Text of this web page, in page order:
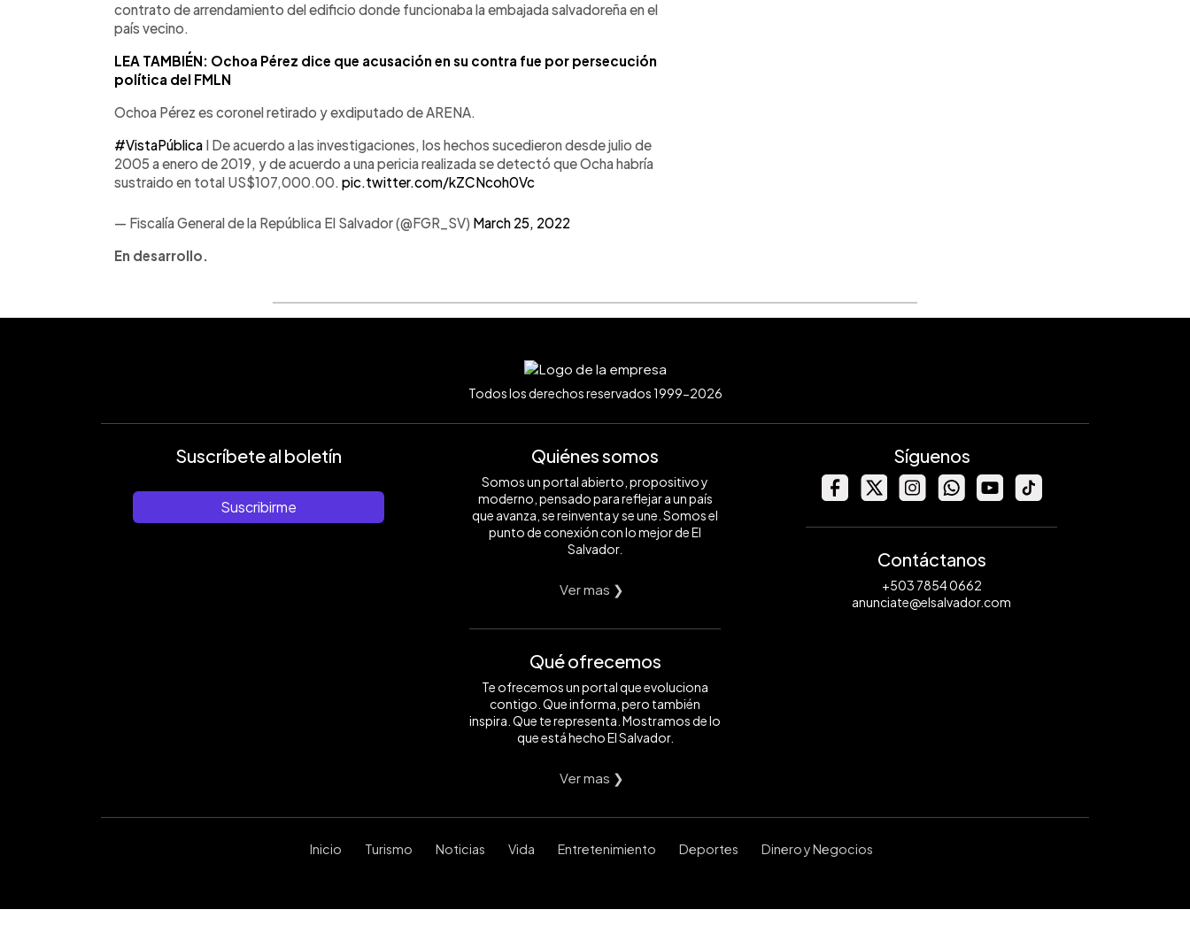
contrato de arrendamiento del edificio donde funcionaba la embajada salvadoreña en el
país vecino.
LEA TAMBIÉN: Ochoa Pérez dice que acusación en su contra fue por persecución
política del FMLN
Ochoa Pérez es coronel retirado y exdiputado de ARENA.
#VistaPública I De acuerdo a las investigaciones, los hechos sucedieron desde julio de
2005 a enero de 2019, y de acuerdo a una pericia realizada se detectó que Ocha habría
sustraido en total US$107,000.00. pic.twitter.com/kZCNcoh0Vc
— Fiscalía General de la República El Salvador (@FGR_SV) March 25, 2022
En desarrollo.
Todos los derechos reservados 1999-2026
Suscríbete al boletín
Suscribirme
Quiénes somos
Somos un portal abierto, propositivo y
moderno, pensado para reflejar a un país
que avanza, se reinventa y se une. Somos el
punto de conexión con lo mejor de El
Salvador.
Ver mas ❯
Qué ofrecemos
Te ofrecemos un portal que evoluciona
contigo. Que informa, pero también
inspira. Que te representa. Mostramos de lo
que está hecho El Salvador.
Ver mas ❯
Síguenos
Contáctanos
+503 7854 0662
anunciate@elsalvador.com
Inicio Turismo Noticias Vida Entretenimiento Deportes Dinero y Negocios